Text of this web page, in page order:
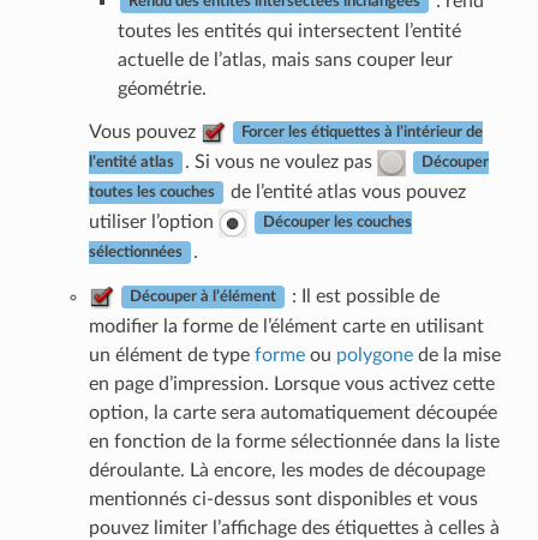
toutes les entités qui intersectent l’entité
actuelle de l’atlas, mais sans couper leur
géométrie.
Vous pouvez Forcer les étiquettes à l’intérieur de
l’entité atlas . Si vous ne voulez pas Découper
toutes les couches
de l’entité atlas vous pouvez
utiliser l’option
Découper les couches
sélectionnées .
Découper à l’élément
: Il est possible de
modifier la forme de l’élément carte en utilisant
un élément de type formeou polygonede la mise
en page d’impression. Lorsque vous activez cette
option, la carte sera automatiquement découpée
en fonction de la forme sélectionnée dans la liste
déroulante. Là encore, les modes de découpage
mentionnés ci-dessus sont disponibles et vous
pouvez limiter l’affichage des étiquettes à celles à